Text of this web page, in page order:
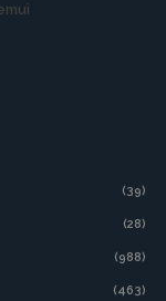
(39)
(28)
(988)
(463)